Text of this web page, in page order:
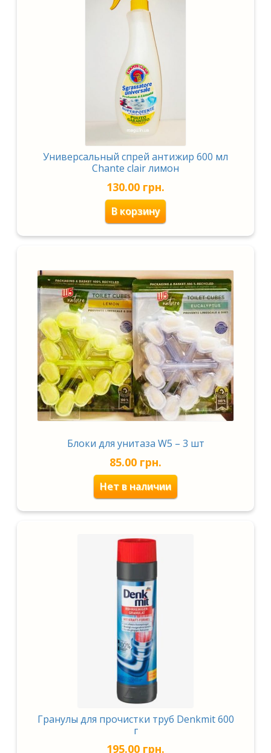
Универсальный спрей антижир 600 мл
Chante clair лимон
130.00 грн.
В корзину
Блоки для унитаза W5 – 3 шт
85.00 грн.
Нет в наличии
Гранулы для прочистки труб Denkmit 600
г
195.00 грн.